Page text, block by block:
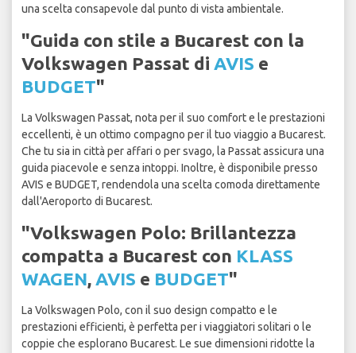
una scelta consapevole dal punto di vista ambientale.
"Guida con stile a Bucarest con la
Volkswagen Passat di AVIS e
BUDGET"
La Volkswagen Passat, nota per il suo comfort e le prestazioni
eccellenti, è un ottimo compagno per il tuo viaggio a Bucarest.
Che tu sia in città per affari o per svago, la Passat assicura una
guida piacevole e senza intoppi. Inoltre, è disponibile presso
AVIS e BUDGET, rendendola una scelta comoda direttamente
dall'Aeroporto di Bucarest.
"Volkswagen Polo: Brillantezza
compatta a Bucarest con KLASS
WAGEN, AVIS e BUDGET"
La Volkswagen Polo, con il suo design compatto e le
prestazioni efficienti, è perfetta per i viaggiatori solitari o le
coppie che esplorano Bucarest. Le sue dimensioni ridotte la